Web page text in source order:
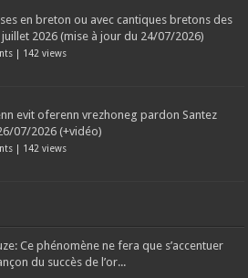
en breton ou avec cantiques bretons des
juillet 2026 (mise à jour du 24/07/2026)
| 142 views
evit oferenn vrezhoneg pardon Santez
07/2026 (+vidéo)
| 142 views
Ce phénomène ne fera que s’accentuer
du succès de l’or...